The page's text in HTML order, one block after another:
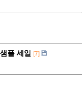
플 세일 [7]